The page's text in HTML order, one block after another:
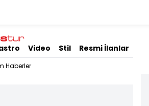
Video Stil Resmi İlanlar
Haberler